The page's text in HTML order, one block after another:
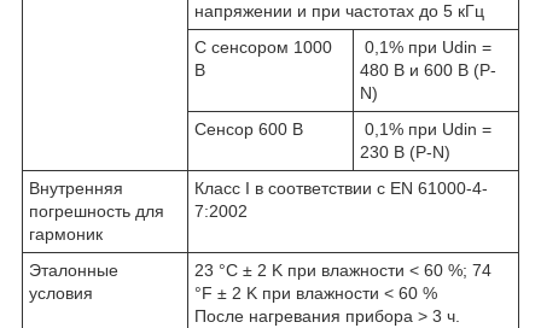
напряжении и при частотах до 5 кГц
С сенсором 1000
В
0,1% при Udin =
480 В и 600 В (P-
N)
Сенсор 600 В
0,1% при Udin =
230 В (P-N)
Внутренняя
погрешность для
гармоник
Класс I в соответствии с EN 61000-4-
7:2002
Эталонные
условия
23 °C ± 2 K при влажности < 60 %; 74
°F ± 2 K при влажности < 60 %
После нагревания прибора > 3 ч.